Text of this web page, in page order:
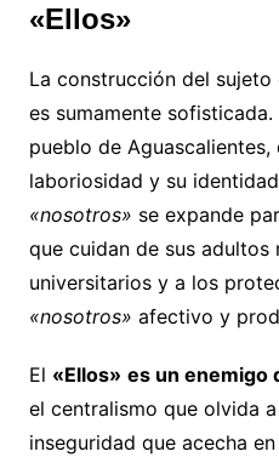
«Ellos»
La construcción del
es sumamente sofisticada.
pueblo de
laboriosidad y su
«nosotros» se expande
que cuidan de sus adultos
universitarios y a los
«nosotros» afectivo y
El «Ellos» es un enemigo
el centralismo que olvida
inseguridad que acecha